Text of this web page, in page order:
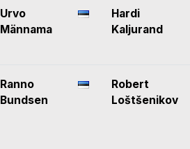
Urvo
Männama
Hardi
Kaljurand
Ranno
Bundsen
Robert
Loštšenikov